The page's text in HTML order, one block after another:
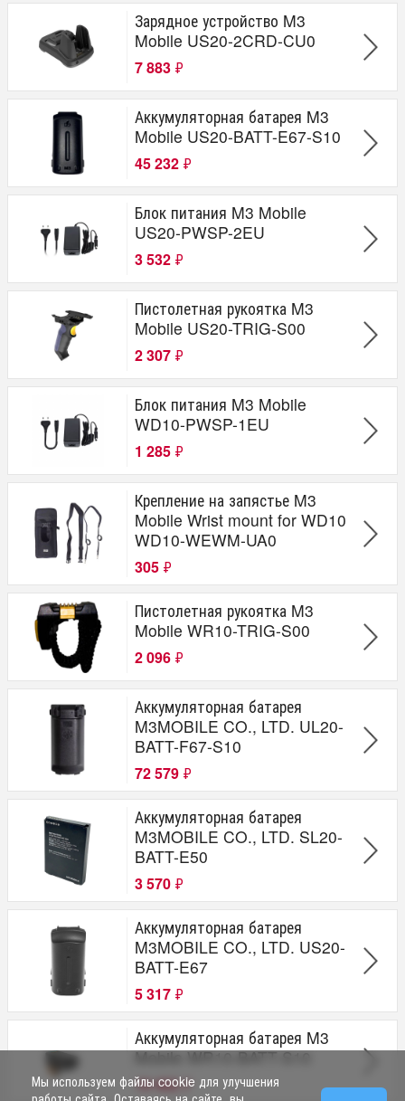
Зарядное устройство M3
Mobile US20-2CRD-CU0
7 883 ₽
Аккумуляторная батарея M3
Mobile US20-BATT-E67-S10
45 232 ₽
Блок питания M3 Mobile
US20-PWSP-2EU
3 532 ₽
Пистолетная рукоятка M3
Mobile US20-TRIG-S00
2 307 ₽
Блок питания M3 Mobile
WD10-PWSP-1EU
1 285 ₽
Крепление на запястье M3
Mobile Wrist mount for WD10
WD10-WEWM-UA0
305 ₽
Пистолетная рукоятка M3
Mobile WR10-TRIG-S00
2 096 ₽
Аккумуляторная батарея
M3MOBILE CO., LTD. UL20-
BATT-F67-S10
72 579 ₽
Аккумуляторная батарея
M3MOBILE CO., LTD. SL20-
BATT-E50
3 570 ₽
Аккумуляторная батарея
M3MOBILE CO., LTD. US20-
BATT-E67
5 317 ₽
Аккумуляторная батарея M3
Mobile WR10-BATT-S10
19 462₽
Мы используем файлы cookie для улучшения